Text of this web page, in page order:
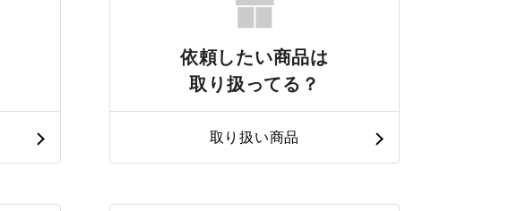
依頼したい商品は
取り扱ってる？
取り扱い商品